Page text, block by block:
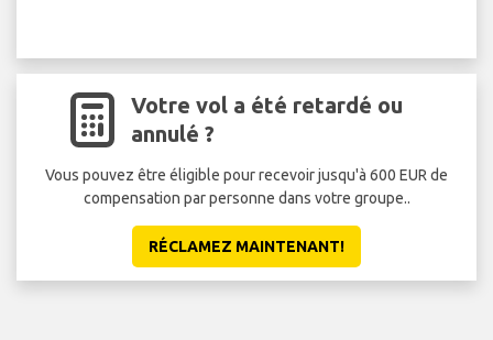
Votre vol a été retardé ou
annulé ?
Vous pouvez être éligible pour recevoir jusqu'à 600 EUR de
compensation par personne dans votre groupe..
RÉCLAMEZ MAINTENANT!